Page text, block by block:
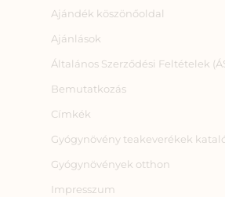
Ajándék köszönőoldal
Ajánlások
Általános Szerződési Feltételek
Bemutatkozás
Címkék
Gyógynövény teakeverékek
Gyógynövények otthon
Impresszum